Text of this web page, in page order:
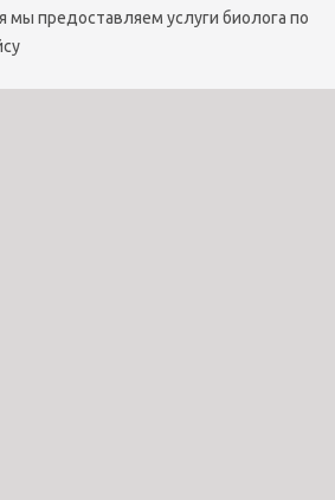
мы предоставляем услуги биолога по